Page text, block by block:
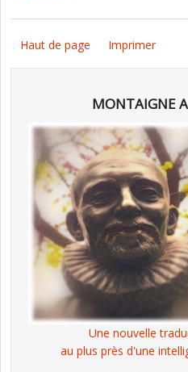
Haut de page Imprimer
MONTAIGNE
Une nouvelle
au plus près d'une